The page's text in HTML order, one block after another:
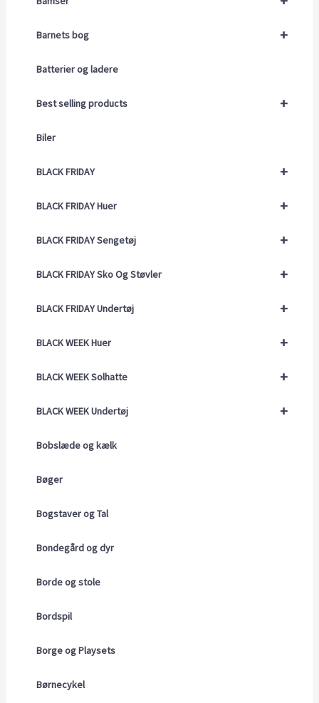
+
Barnets bog
Batterier og ladere
+
Best selling products
Biler
+
BLACK FRIDAY
+
BLACK FRIDAY Huer
+
BLACK FRIDAY Sengetøj
+
BLACK FRIDAY Sko Og Støvler
+
BLACK FRIDAY Undertøj
+
BLACK WEEK Huer
+
BLACK WEEK Solhatte
+
BLACK WEEK Undertøj
Bobslæde og kælk
Bøger
Bogstaver og Tal
Bondegård og dyr
Borde og stole
Bordspil
Borge og Playsets
Børnecykel